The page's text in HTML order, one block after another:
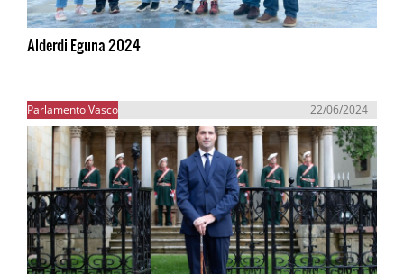
Alderdi Eguna 2024
Parlamento Vasco 22/06/2024